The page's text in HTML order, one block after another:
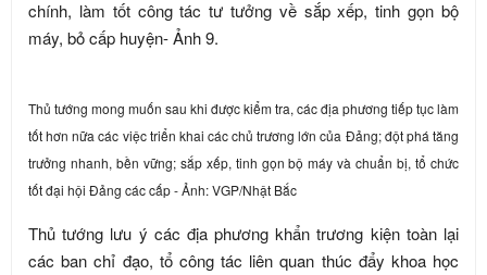
Thủ tướng mong muốn sau khi được kiểm tra, các địa phương tiếp tục làm
tốt hơn nữa các việc triển khai các chủ trương lớn của Đảng; đột phá tăng
trưởng nhanh, bền vững; sắp xếp, tinh gọn bộ máy và chuẩn bị, tổ chức
tốt đại hội Đảng các cấp - Ảnh: VGP/Nhật Bắc
Thủ tướng lưu ý các địa phương khẩn trương kiện toàn lại
các ban chỉ đạo, tổ công tác liên quan thúc đẩy khoa học